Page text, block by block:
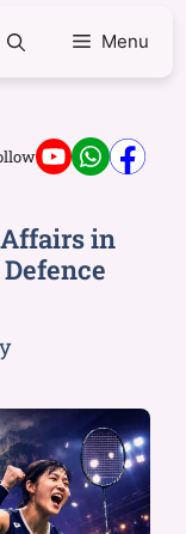
Menu
in